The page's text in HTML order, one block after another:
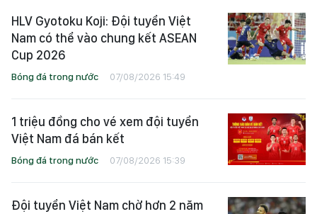
HLV Gyotoku Koji: Đội tuyển Việt
Nam có thể vào chung kết ASEAN
Cup 2026
Bóng đá trong nước 07/08/2026 15:49
1 triệu đồng cho vé xem đội tuyển
Việt Nam đá bán kết
Bóng đá trong nước 07/08/2026 15:39
Đội tuyển Việt Nam chờ hơn 2 năm